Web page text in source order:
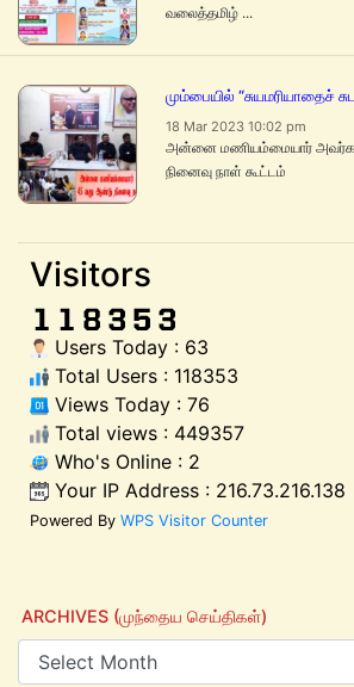
வலைத்தமிழ் ...
மும்பையில் “சுயமரியாதைச்
18 Mar 2023 10:02 pm
அன்னை மணியம்மையார்
நினைவு நாள் கூட்டம்
Visitors
Users Today : 63
Total Users : 118353
Views Today : 76
Total views : 449357
Who's Online : 2
Your IP Address : 216.73.216.138
Powered By WPS Visitor Counter
ARCHIVES (முந்தைய செய்திகள்)